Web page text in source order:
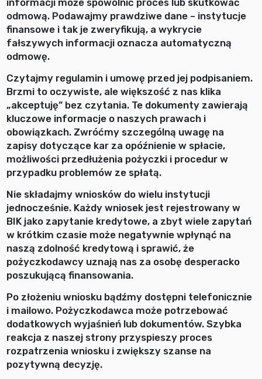
odmową. Podawajmy prawdziwe dane – instytucje
finansowe i tak je zweryfikują, a wykrycie
fałszywych informacji oznacza automatyczną
odmowę.
Czytajmy regulamin i umowę przed jej podpisaniem.
Brzmi to oczywiste, ale większość z nas klika
„akceptuję” bez czytania. Te dokumenty zawierają
kluczowe informacje o naszych prawach i
obowiązkach. Zwróćmy szczególną uwagę na
zapisy dotyczące kar za opóźnienie w spłacie,
możliwości przedłużenia pożyczki i procedur w
przypadku problemów ze spłatą.
Nie składajmy wniosków do wielu instytucji
jednocześnie. Każdy wniosek jest rejestrowany w
BIK jako zapytanie kredytowe, a zbyt wiele zapytań
w krótkim czasie może negatywnie wpłynąć na
naszą zdolność kredytową i sprawić, że
pożyczkodawcy uznają nas za osobę desperacko
poszukującą finansowania.
Po złożeniu wniosku bądźmy dostępni telefonicznie
i mailowo. Pożyczkodawca może potrzebować
dodatkowych wyjaśnień lub dokumentów. Szybka
reakcja z naszej strony przyspieszy proces
rozpatrzenia wniosku i zwiększy szanse na
pozytywną decyzję.